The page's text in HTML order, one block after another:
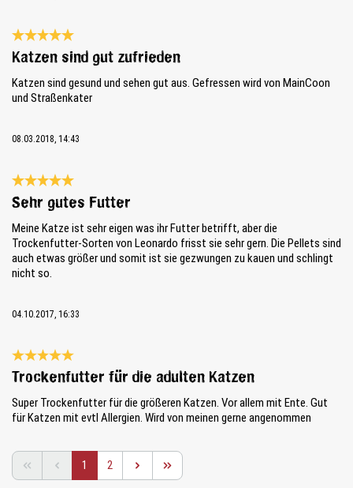
Recensie met een waardering van 5 van de 5 sterren
Katzen sind gut zufrieden
Katzen sind gesund und sehen gut aus. Gefressen wird von MainCoon
und Straßenkater
08.03.2018, 14:43
Recensie met een waardering van 5 van de 5 sterren
Sehr gutes Futter
Meine Katze ist sehr eigen was ihr Futter betrifft, aber die
Trockenfutter-Sorten von Leonardo frisst sie sehr gern. Die Pellets sind
auch etwas größer und somit ist sie gezwungen zu kauen und schlingt
nicht so.
04.10.2017, 16:33
Recensie met een waardering van 5 van de 5 sterren
Trockenfutter für die adulten Katzen
Super Trockenfutter für die größeren Katzen. Vor allem mit Ente. Gut
für Katzen mit evtl Allergien. Wird von meinen gerne angenommen
Pagina
1 Pagina
2